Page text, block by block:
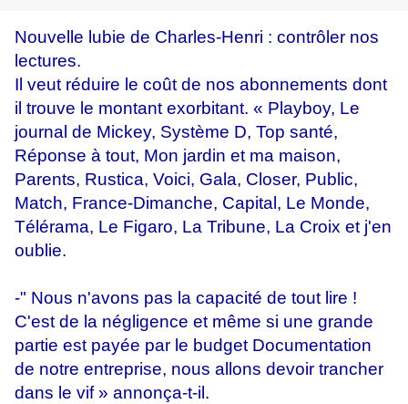
Nouvelle lubie de Charles-Henri : contrôler nos
lectures.
Il veut réduire le coût de nos abonnements dont
il trouve le montant exorbitant. « Playboy, Le
journal de Mickey, Système D, Top santé,
Réponse à tout, Mon jardin et ma maison,
Parents, Rustica, Voici, Gala, Closer, Public,
Match, France-Dimanche, Capital, Le Monde,
Télérama, Le Figaro, La Tribune, La Croix et j'en
oublie.
-" Nous n'avons pas la capacité de tout lire !
C'est de la négligence et même si une grande
partie est payée par le budget Documentation
de notre entreprise, nous allons devoir trancher
dans le vif » annonça-t-il.